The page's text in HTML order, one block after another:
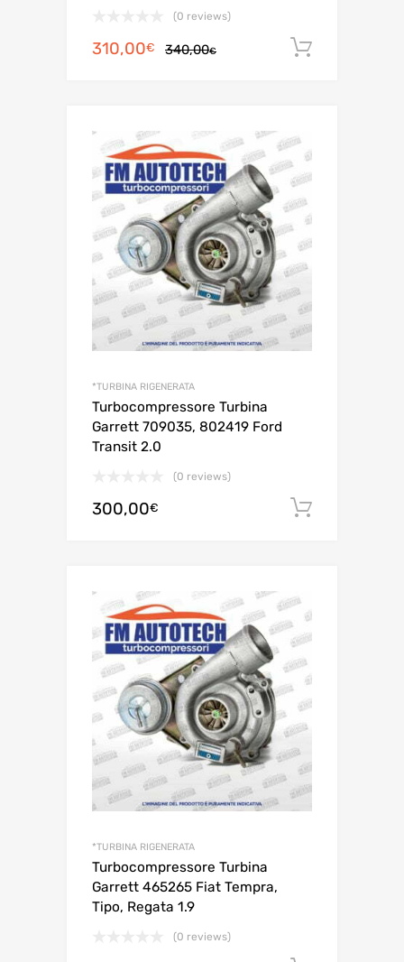
(0 reviews)
340,00€Il
340,00€.
310,00€
Il
310,00€.
*TURBINA RIGENERATA
Turbocompressore Turbina
Garrett 709035, 802419 Ford
Transit 2.0
(0 reviews)
300,00€
*TURBINA RIGENERATA
Turbocompressore Turbina
Garrett 465265 Fiat Tempra,
Tipo, Regata 1.9
(0 reviews)